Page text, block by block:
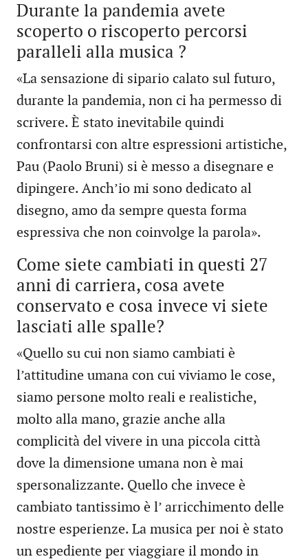
Durante la pandemia avete
scoperto o riscoperto percorsi
paralleli alla musica ?
«La sensazione di sipario calato sul futuro,
durante la pandemia, non ci ha permesso di
scrivere. È stato inevitabile quindi
confrontarsi con altre espressioni artistiche,
Pau (Paolo Bruni) si è messo a disegnare e
dipingere. Anch’io mi sono dedicato al
disegno, amo da sempre questa forma
espressiva che non coinvolge la parola».
Come siete cambiati in questi 27
anni di carriera, cosa avete
conservato e cosa invece vi siete
lasciati alle spalle?
«Quello su cui non siamo cambiati è
l’attitudine umana con cui viviamo le cose,
siamo persone molto reali e realistiche,
molto alla mano, grazie anche alla
complicità del vivere in una piccola città
dove la dimensione umana non è mai
spersonalizzante. Quello che invece è
cambiato tantissimo è l’ arricchimento delle
nostre esperienze. La musica per noi è stato
un espediente per viaggiare il mondo in